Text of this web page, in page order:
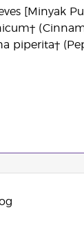
[Minyak
piperita†